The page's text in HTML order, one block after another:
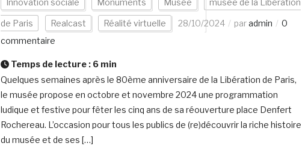
Innovation sociale Monuments Musée musée de la Libération
de Paris Realcast Réalité virtuelle 28/10/2024 paradmin
0
commentaire
Temps de lecture : 6 min
Quelques semaines après le 80ème anniversaire de la Libération de Paris,
le musée propose en octobre et novembre 2024 une programmation
ludique et festive pour fêter les cinq ans de sa réouverture place Denfert
Rochereau. L’occasion pour tous les publics de (re)découvrir la riche histoire
du musée et de ses […]